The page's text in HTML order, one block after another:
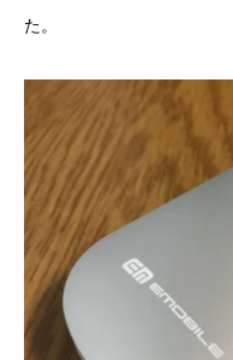
た。